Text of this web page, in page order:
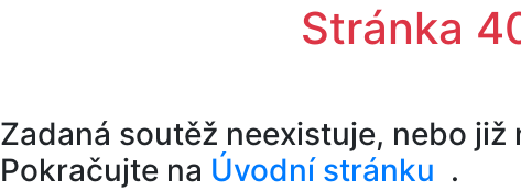
Stránka
Zadaná soutěž neexistuje, nebo již
Pokračujte na Úvodní stránku .